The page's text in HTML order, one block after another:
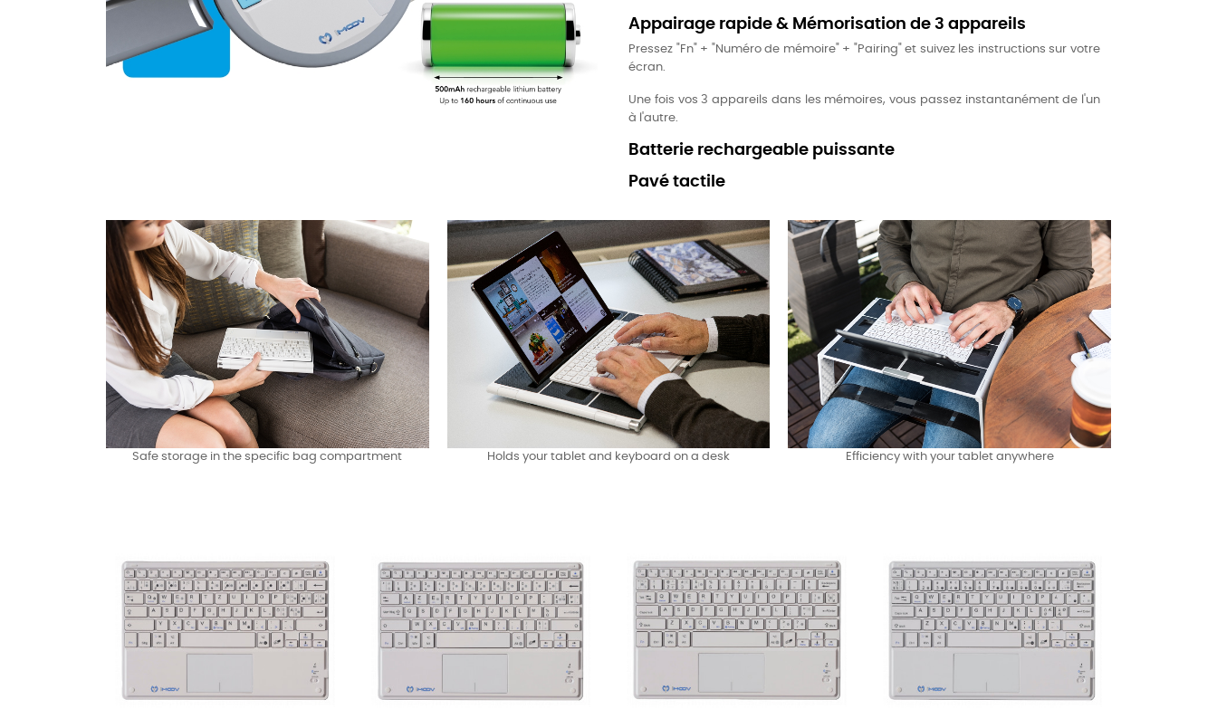
Appairage rapide & Mémorisation de 3 appareils
Pressez "Fn" + "Numéro de mémoire" + "Pairing" et suivez les instructions sur votre
écran.
Une fois vos 3 appareils dans les mémoires, vous passez instantanément de l'un
à l'autre.
Batterie rechargeable puissante
Pavé tactile
Safe storage in the specific bag compartment Holds your tablet and keyboard on a desk Efficiency with your tablet anywhere